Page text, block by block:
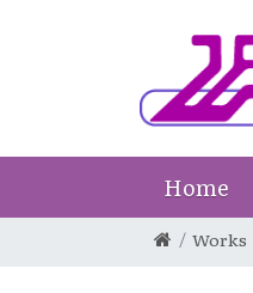
Home
Works